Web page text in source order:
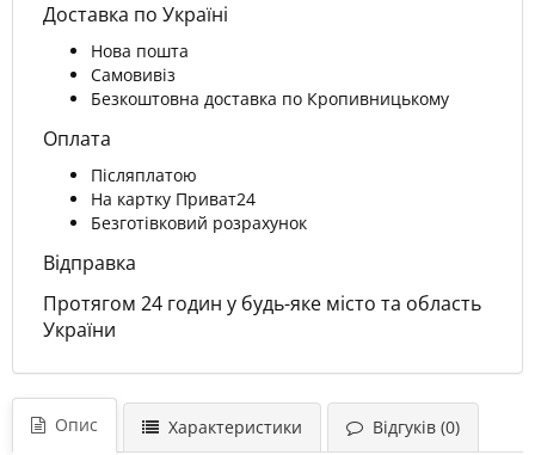
Доставка по Україні
Нова пошта
Самовивіз
Безкоштовна доставка по Кропивницькому
Оплата
Післяплатою
На картку Приват24
Безготівковий розрахунок
Відправка
Протягом 24 годин у будь-яке місто та область
України
Опис Характеристики Відгуків (0)